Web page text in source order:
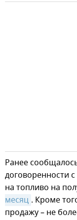
Ранее
договоренности
на топливо на
месяц . Кроме
продажу – не